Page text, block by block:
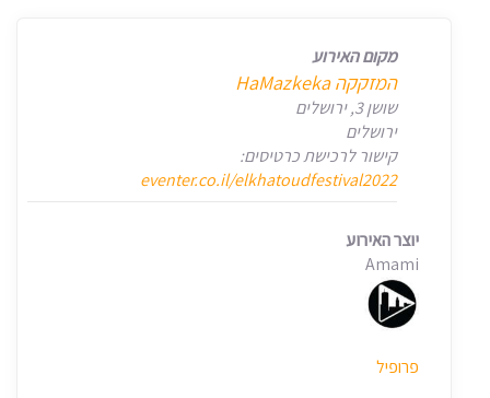
מקום האירוע
המזקקה HaMazkeka
שושן 3, ירושלים
ירושלים
קישור לרכישת כרטיסים:
eventer.co.il/elkhatoudfestival2022
יוצר האירוע
Amami
פרופיל